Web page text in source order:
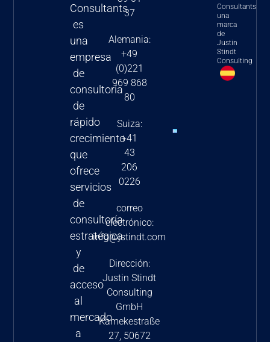
Consultants
es
una
empresa
de
consultoría
de
rápido
crecimiento
que
ofrece
servicios
de
consultoría
estratégica
y
de
acceso
al
mercado
a
37
Alemania:
+49
(0)221
969 868
80
Suiza:
+41
43
206
0226
correo
electrónico:
info@jstindt.com
Dirección:
Justin Stindt
Consulting
GmbH
Kamekestraße
27, 50672
implicaciones y
orientación
estratégica
para las
empresas
farmacéuticas
Consultants
una
marca
de
Justin
Stindt
Consulting